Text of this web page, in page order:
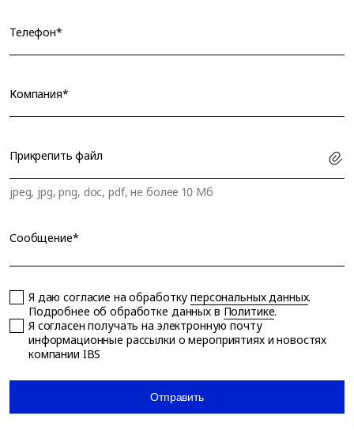
Телефон*
Компания*
Прикрепить файл
jpeg, jpg, png, doc, pdf, не более 10 Мб
Сообщение*
Я даю согласие на обработкуперсональных данных.
Подробнее об обработке данных в Политике.
Я согласен получать на электронную почту
информационные рассылки о мероприятиях и новостях
компании IBS
Отправить